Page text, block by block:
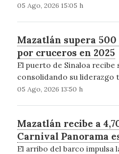
05 Ago, 2026 15:05 h
Mazatlán supera
por cruceros en 2025
El puerto de Sinaloa
consolidando su liderazgo
05 Ago, 2026 13:50 h
Mazatlán recibe a
Carnival Panorama
El arribo del barco impulsa